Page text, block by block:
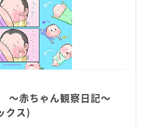
～赤ちゃん観察日記～
クス)